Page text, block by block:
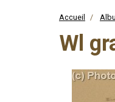
Accueil
Wl